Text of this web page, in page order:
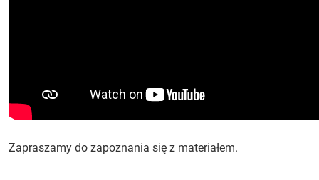
Zapraszamy do zapoznania się z materiałem.